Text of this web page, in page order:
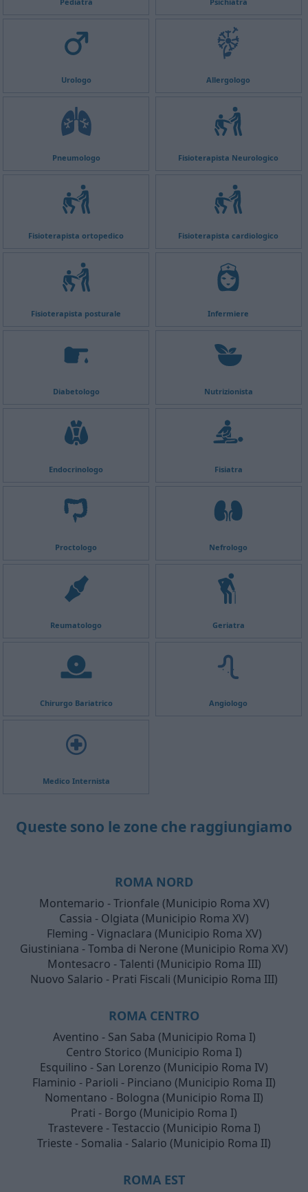
Urologo Allergologo
Pneumologo Fisioterapista Neurologico
Fisioterapista ortopedico Fisioterapista cardiologico
Fisioterapista posturale Infermiere
Diabetologo Nutrizionista
Endocrinologo Fisiatra
Proctologo Nefrologo
Reumatologo Geriatra
Chirurgo Bariatrico Angiologo
Medico Internista
Queste sono le zone che raggiungiamo
ROMA NORD
Montemario - Trionfale (Municipio Roma XV)
Cassia - Olgiata (Municipio Roma XV)
Fleming - Vignaclara (Municipio Roma XV)
Giustiniana - Tomba di Nerone (Municipio Roma XV)
Montesacro - Talenti (Municipio Roma III)
Nuovo Salario - Prati Fiscali (Municipio Roma III)
ROMA CENTRO
Aventino - San Saba (Municipio Roma I)
Centro Storico (Municipio Roma I)
Esquilino - San Lorenzo (Municipio Roma IV)
Flaminio - Parioli - Pinciano (Municipio Roma II)
Nomentano - Bologna (Municipio Roma II)
Prati - Borgo (Municipio Roma I)
Trastevere - Testaccio (Municipio Roma I)
Trieste - Somalia - Salario (Municipio Roma II)
ROMA EST